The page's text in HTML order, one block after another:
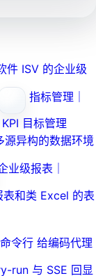
件 ISV 的企业级
指标管理｜
目标管理
源异构的数据环境
业级报表｜
表和类 Excel 的表
令行 给编码代理
run 与 SSE 回显